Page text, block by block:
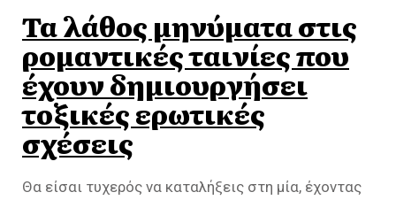
Τα λάθος μηνύματα στις
ρομαντικές ταινίες που
έχουν δημιουργήσει
τοξικές ερωτικές
σχέσεις
Θα είσαι τυχερός να καταλήξεις στη μία, έχοντας